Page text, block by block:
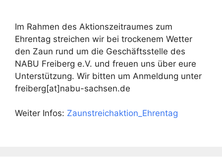
Im Rahmen des Aktionszeitraumes zum
Ehrentag streichen wir bei trockenem Wetter
den Zaun rund um die Geschäftsstelle des
NABU Freiberg e.V. und freuen uns über eure
Unterstützung. Wir bitten um Anmeldung unter
freiberg[at]nabu-sachsen.de
Weiter Infos: Zaunstreichaktion_Ehrentag